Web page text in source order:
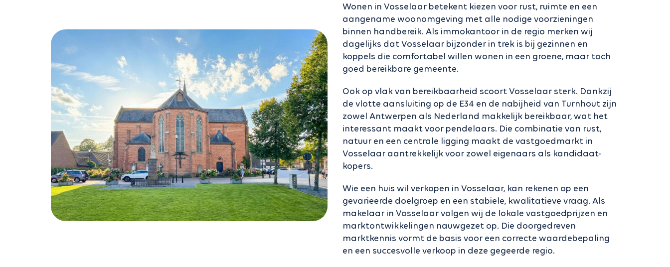
Wonen in Vosselaar betekent kiezen voor rust, ruimte en een
aangename woonomgeving met alle nodige voorzieningen
binnen handbereik. Als immokantoor in de regio merken wij
dagelijks dat Vosselaar bijzonder in trek is bij gezinnen en
koppels die comfortabel willen wonen in een groene, maar toch
goed bereikbare gemeente.
Ook op vlak van bereikbaarheid scoort Vosselaar sterk. Dankzij
de vlotte aansluiting op de E34 en de nabijheid van Turnhout zijn
zowel Antwerpen als Nederland makkelijk bereikbaar, wat het
interessant maakt voor pendelaars. Die combinatie van rust,
natuur en een centrale ligging maakt de vastgoedmarkt in
Vosselaar aantrekkelijk voor zowel eigenaars als kandidaat-
kopers.
Wie een huis wil verkopen in Vosselaar, kan rekenen op een
gevarieerde doelgroep en een stabiele, kwalitatieve vraag. Als
makelaar in Vosselaar volgen wij de lokale vastgoedprijzen en
marktontwikkelingen nauwgezet op. Die doorgedreven
marktkennis vormt de basis voor een correcte waardebepaling
en een succesvolle verkoop in deze gegeerde regio.